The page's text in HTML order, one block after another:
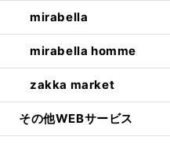
mirabella
mirabella homme
zakka market
その他WEBサービス